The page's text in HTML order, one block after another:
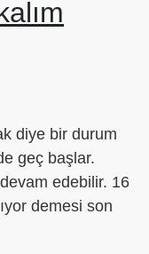
diye bir durum
geç başlar.
devam edebilir. 16
demesi son